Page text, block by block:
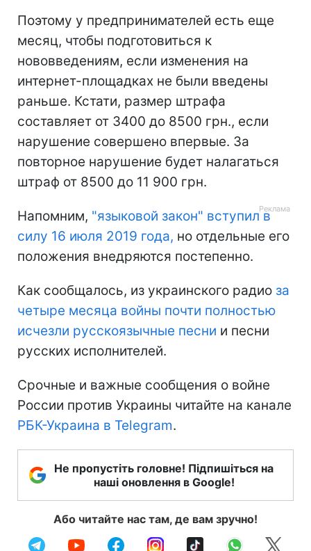
Поэтому у предпринимателей есть еще
месяц, чтобы подготовиться к
нововведениям, если изменения на
интернет-площадках не были введены
раньше. Кстати, размер штрафа
составляет от 3400 до 8500 грн., если
нарушение совершено впервые. За
повторное нарушение будет налагаться
штраф от 8500 до 11 900 грн.
Напомним, "языковой закон" вступил в
силу 16 июля 2019 года, но отдельные его
положения внедряются постепенно.
Как сообщалось, из украинского радио за
четыре месяца войны почти полностью
исчезли русскоязычные песни и песни
русских исполнителей.
Срочные и важные сообщения о войне
России против Украины читайте на канале
РБК-Украина в Telegram.
Не пропустіть головне! Підпишіться на
наші оновлення в Google!
Або читайте нас там, де вам зручно!